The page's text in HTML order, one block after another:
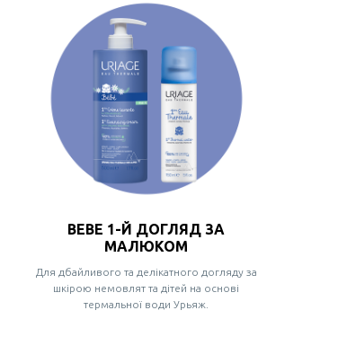
BEBE 1-Й ДОГЛЯД ЗА
МАЛЮКОМ
Для дбайливого та делікатного догляду за
шкірою немовлят та дітей на основі
термальної води Урьяж.